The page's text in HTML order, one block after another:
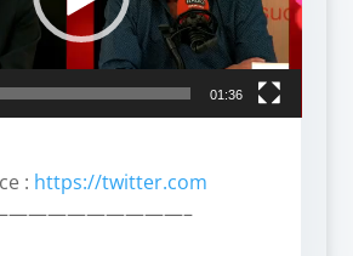
01:36
: https://twitter.com